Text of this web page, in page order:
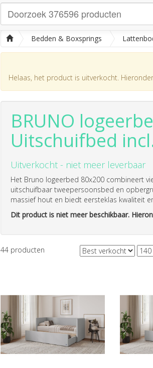
Bedden & Boxsprings
Helaas, het product is uitverkocht.
BRUNO
Uitschuifbed
Uitverkocht - niet meer leverbaar
Het Bruno logeerbed 80x200 combineert
uitschuifbaar tweepersoonsbed en
massief hout en biedt eersteklas kwaliteit
Dit product is niet meer beschikbaar.
44producten